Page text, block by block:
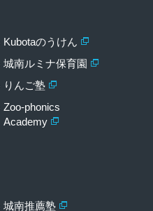
Kubotaのうけん
城南ルミナ保育園
りんご塾
Zoo-phonics
Academy
城南推薦塾